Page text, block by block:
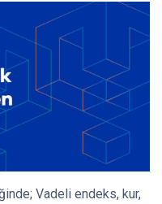
Vadeli endeks, kur,